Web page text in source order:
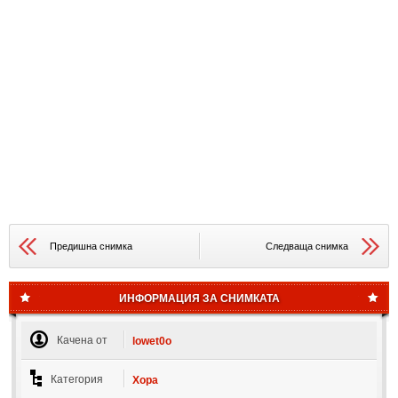
Предишна снимка Следваща снимка
ИНФОРМАЦИЯ ЗА СНИМКАТА
Качена от lowet0o
Категория Хора